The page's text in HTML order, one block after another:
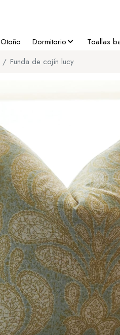
Otoño Dormitorio
Toallas
Funda de cojín lucy